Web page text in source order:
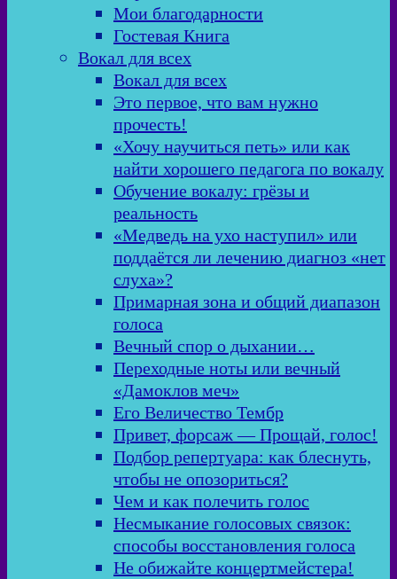
Мои благодарности
Гостевая Книга
Вокал для всех
Вокал для всех
Это первое, что вам нужно
прочесть!
«Хочу научиться петь» или как
найти хорошего педагога по вокалу
Обучение вокалу: грёзы и
реальность
«Медведь на ухо наступил» или
поддаётся ли лечению диагноз «нет
слуха»?
Примарная зона и общий диапазон
голоса
Вечный спор о дыхании…
Переходные ноты или вечный
«Дамоклов меч»
Его Величество Тембр
Привет, форсаж — Прощай, голос!
Подбор репертуара: как блеснуть,
чтобы не опозориться?
Чем и как полечить голос
Несмыкание голосовых связок:
способы восстановления голоса
Не обижайте концертмейстера!